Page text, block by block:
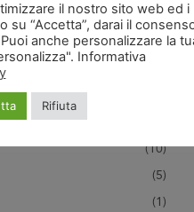
(99)
(15)
(10)
(5)
(1)
il nostro sito web ed i
su “Accetta”, darai il
anche personalizzare la
Informativa
Rifiuta